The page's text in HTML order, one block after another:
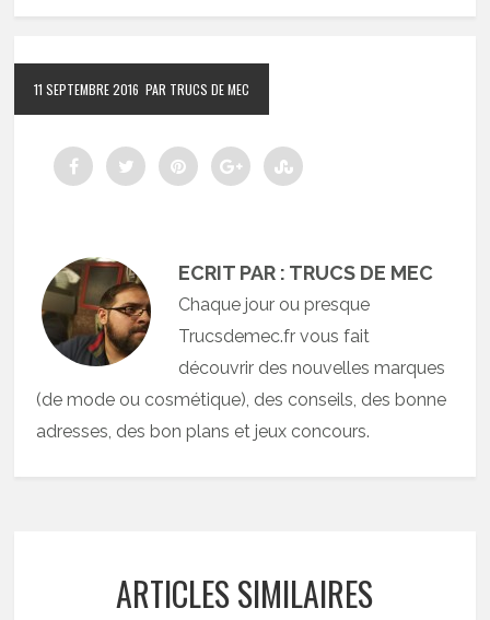
11 SEPTEMBRE 2016 PAR TRUCS DE MEC
ECRIT PAR : TRUCS DE MEC
Chaque jour ou presque
Trucsdemec.fr vous fait
découvrir des nouvelles marques
(de mode ou cosmétique), des conseils, des bonne
adresses, des bon plans et jeux concours.
ARTICLES SIMILAIRES